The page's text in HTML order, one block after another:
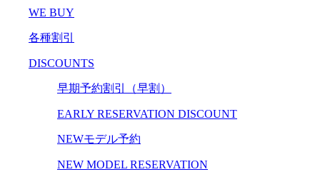
WE BUY
各種割引
DISCOUNTS
早期予約割引（早割）
EARLY RESERVATION DISCOUNT
NEWモデル予約
NEW MODEL RESERVATION